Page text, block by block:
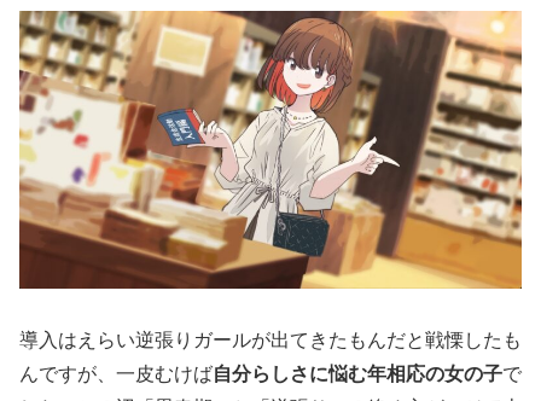
導入はえらい逆張りガールが出てきたもんだと戦慄したも
んですが、一皮むけば自分らしさに悩む年相応の女の子で